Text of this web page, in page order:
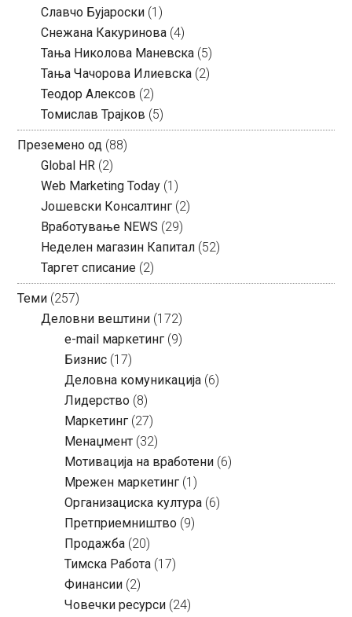
Славчо Бујароски (1)
Снежана Какуринова (4)
Тања Николова Маневска (5)
Тања Чачорова Илиевска (2)
Теодор Алексов (2)
Томислав Трајков (5)
Преземено од (88)
Global HR (2)
Web Marketing Today (1)
Јошевски Консалтинг (2)
Вработување NEWS (29)
Неделен магазин Капитал (52)
Таргет списание (2)
Теми (257)
Деловни вештини (172)
e-mail маркетинг (9)
Бизнис (17)
Деловна комуникација (6)
Лидерство (8)
Маркетинг (27)
Менаџмент (32)
Мотивација на вработени (6)
Мрежен маркетинг (1)
Организациска култура (6)
Претприемништво (9)
Продажба (20)
Тимска Работа (17)
Финансии (2)
Човечки ресурси (24)